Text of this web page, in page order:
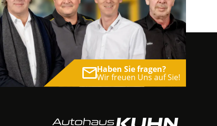
Haben Sie fragen?
Wir freuen Uns auf Sie!